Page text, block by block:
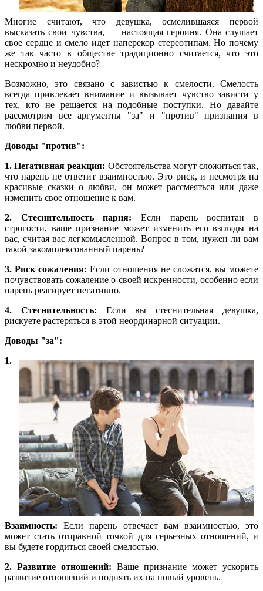
Многие считают, что девушка, осмелившаяся первой
высказать свои чувства, — настоящая героиня. Она слушает
свое сердце и смело идет наперекор стереотипам. Но почему
же так часто в обществе традиционно считается, что это
нескромно и неудобно?
Возможно, это связано с завистью к смелости. Смелость
всегда привлекает внимание и вызывает чувство зависти у
тех, кто не решается на подобные поступки. Но давайте
рассмотрим все аргументы "за" и "против" признания в
любви первой.
Доводы "против":
1. Негативная реакция: Обстоятельства могут сложиться так,
что парень не ответит взаимностью. Это риск, и несмотря на
красивые сказки о любви, он может рассмеяться или даже
изменить свое отношение к вам.
2. Стеснительность парня: Если парень воспитан в
строгости, ваше признание может изменить его взгляды на
вас, считая вас легкомысленной. Вопрос в том, нужен ли вам
такой закомплексованный парень?
3. Риск сожаления: Если отношения не сложатся, вы можете
почувствовать сожаление о своей искренности, особенно если
парень реагирует негативно.
4. Стеснительность: Если вы стеснительная девушка,
рискуете растеряться в этой неординарной ситуации.
Доводы "за":
1.
Взаимность: Если парень отвечает вам взаимностью, это
может стать отправной точкой для серьезных отношений, и
вы будете гордиться своей смелостью.
2. Развитие отношений: Ваше признание может ускорить
развитие отношений и поднять их на новый уровень.